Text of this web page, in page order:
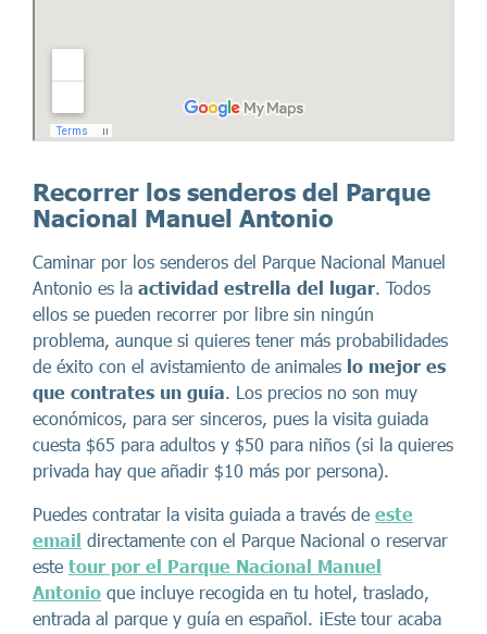
Recorrer los senderos del Parque
Nacional Manuel Antonio
Caminar por los senderos del Parque Nacional Manuel
Antonio es la actividad estrella del lugar. Todos
ellos se pueden recorrer por libre sin ningún
problema, aunque si quieres tener más probabilidades
de éxito con el avistamiento de animales lo mejor es
que contrates un guía. Los precios no son muy
económicos, para ser sinceros, pues la visita guiada
cuesta $65 para adultos y $50 para niños (si la quieres
privada hay que añadir $10 más por persona).
Puedes contratar la visita guiada a través de este
email directamente con el Parque Nacional o reservar
este tour por el Parque Nacional Manuel
Antonio que incluye recogida en tu hotel, traslado,
entrada al parque y guía en español. ¡Este tour acaba